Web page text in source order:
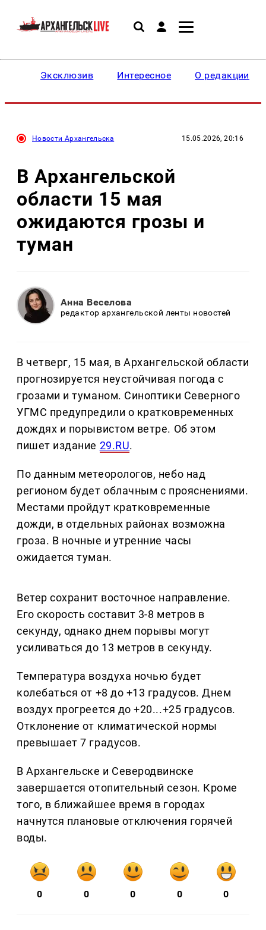
Эксклюзив Интересное О редакции
Новости Архангельска 15.05.2026, 20:16
В Архангельской
области 15 мая
ожидаются грозы и
туман
Анна Веселова
редактор архангельской ленты новостей
В четверг, 15 мая, в Архангельской области
прогнозируется неустойчивая погода с
грозами и туманом. Синоптики Северного
УГМС предупредили о кратковременных
дождях и порывистом ветре. Об этом
пишет издание 29.RU.
По данным метеорологов, небо над
регионом будет облачным с прояснениями.
Местами пройдут кратковременные
дожди, в отдельных районах возможна
гроза. В ночные и утренние часы
ожидается туман.
Ветер сохранит восточное направление.
Его скорость составит 3-8 метров в
секунду, однако днем порывы могут
усиливаться до 13 метров в секунду.
Температура воздуха ночью будет
колебаться от +8 до +13 градусов. Днем
воздух прогреется до +20...+25 градусов.
Отклонение от климатической нормы
превышает 7 градусов.
В Архангельске и Северодвинске
завершается отопительный сезон. Кроме
того, в ближайшее время в городах
начнутся плановые отключения горячей
воды.
0 0 0 0 0